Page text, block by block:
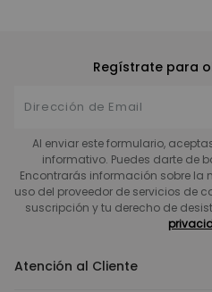
Regístrate para
Al enviar este formulario,
informativo. Puedes darte de
Encontrarás información sobre la
uso del proveedor de servicios de
suscripción y tu derecho de
Atención al Cliente